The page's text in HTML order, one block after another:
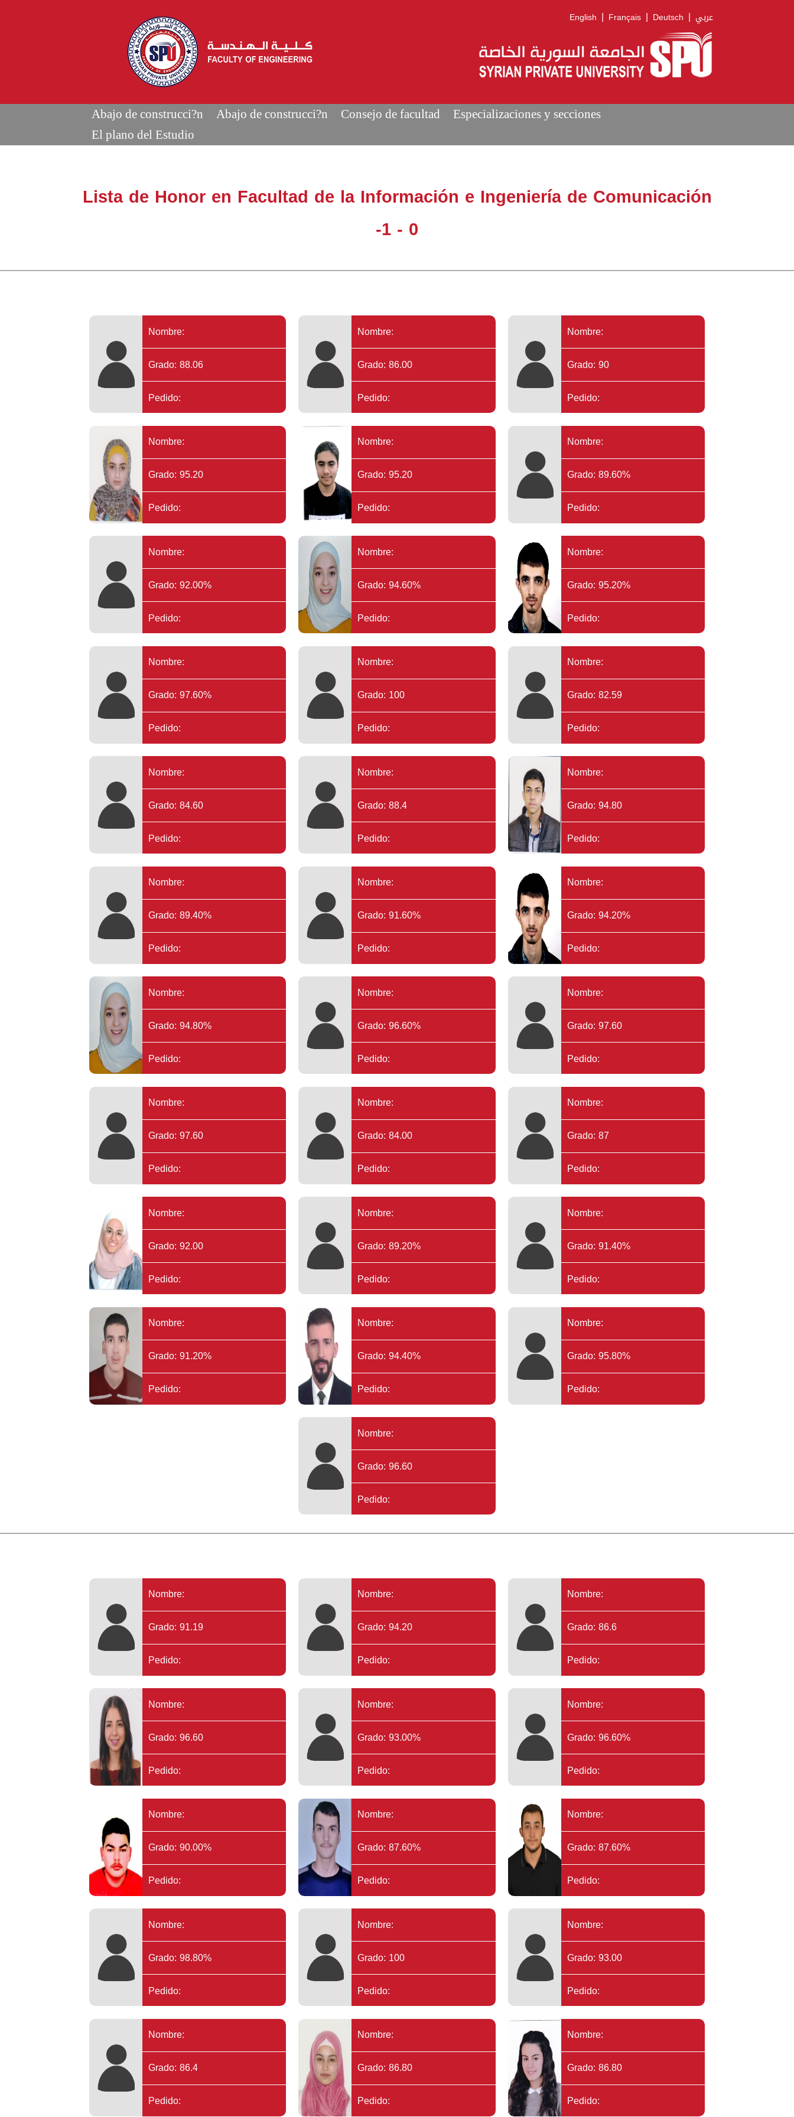
English | Français | Deutsch | عربي
Abajo de construcci?n Abajo de construcci?n Consejo de facultad
Especializaciones y secciones
El plano del Estudio
Lista de Honor en Facultad de la Información e Ingeniería de Comunicación
-1 - 0
Nombre:
Grado: 88.06
Pedido:
Nombre:
Grado: 86.00
Pedido:
Nombre:
Grado: 90
Pedido:
Nombre:
Grado: 95.20
Pedido:
Nombre:
Grado: 95.20
Pedido:
Nombre:
Grado: 89.60%
Pedido:
Nombre:
Grado: 92.00%
Pedido:
Nombre:
Grado: 94.60%
Pedido:
Nombre:
Grado: 95.20%
Pedido:
Nombre:
Grado: 97.60%
Pedido:
Nombre:
Grado: 100
Pedido:
Nombre:
Grado: 82.59
Pedido:
Nombre:
Grado: 84.60
Pedido:
Nombre:
Grado: 88.4
Pedido:
Nombre:
Grado: 94.80
Pedido:
Nombre:
Grado: 89.40%
Pedido:
Nombre:
Grado: 91.60%
Pedido:
Nombre:
Grado: 94.20%
Pedido:
Nombre:
Grado: 94.80%
Pedido:
Nombre:
Grado: 96.60%
Pedido:
Nombre:
Grado: 97.60
Pedido:
Nombre:
Grado: 97.60
Pedido:
Nombre:
Grado: 84.00
Pedido:
Nombre:
Grado: 87
Pedido:
Nombre:
Grado: 92.00
Pedido:
Nombre:
Grado: 89.20%
Pedido:
Nombre:
Grado: 91.40%
Pedido:
Nombre:
Grado: 91.20%
Pedido:
Nombre:
Grado: 94.40%
Pedido:
Nombre:
Grado: 95.80%
Pedido:
Nombre:
Grado: 96.60
Pedido:
Nombre:
Grado: 91.19
Pedido:
Nombre:
Grado: 94.20
Pedido:
Nombre:
Grado: 86.6
Pedido:
Nombre:
Grado: 96.60
Pedido:
Nombre:
Grado: 93.00%
Pedido:
Nombre:
Grado: 96.60%
Pedido:
Nombre:
Grado: 90.00%
Pedido:
Nombre:
Grado: 87.60%
Pedido:
Nombre:
Grado: 87.60%
Pedido:
Nombre:
Grado: 98.80%
Pedido:
Nombre:
Grado: 100
Pedido:
Nombre:
Grado: 93.00
Pedido:
Nombre:
Grado: 86.4
Pedido:
Nombre:
Grado: 86.80
Pedido:
Nombre:
Grado: 86.80
Pedido: